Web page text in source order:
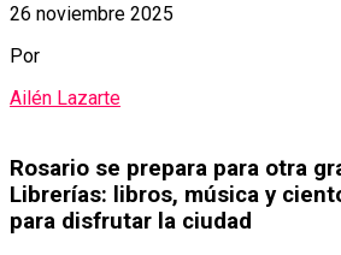
26 noviembre 2025
Por
Ailén Lazarte
Rosario se prepara para otra
Librerías: libros, música y
para disfrutar la ciudad